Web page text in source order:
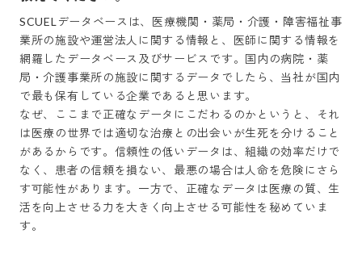
SCUELデータベースは、医療機関・薬局・介護・障害福祉事
業所の施設や運営法人に関する情報と、医師に関する情報を
網羅したデータベース及びサービスです。国内の病院・薬
局・介護事業所の施設に関するデータでしたら、当社が国内
で最も保有している企業であると思います。
なぜ、ここまで正確なデータにこだわるのかというと、それ
は医療の世界では適切な治療との出会いが生死を分けること
があるからです。信頼性の低いデータは、組織の効率だけで
なく、患者の信頼を損ない、最悪の場合は人命を危険にさら
す可能性があります。一方で、正確なデータは医療の質、生
活を向上させる力を大きく向上させる可能性を秘めていま
す。